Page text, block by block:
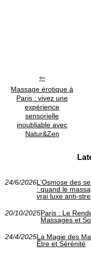
Massage érotique à
Paris : vivez une
expérience
sensorielle
inoubliable avec
Natur&Zen
24/6/2026L’Osmose des
: quand le
vrai luxe anti-
20/10/2025Paris : Le
Massages et
24/4/2025La Magie des
Être et Sérénité